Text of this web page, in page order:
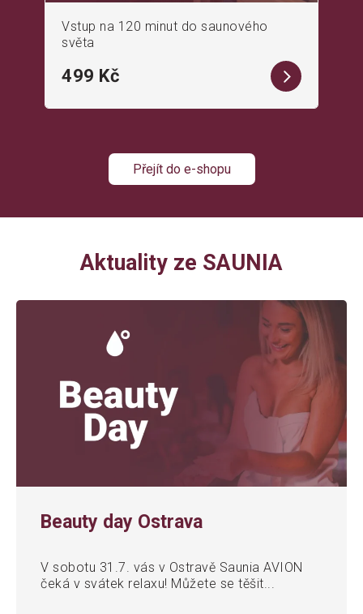
Vstup na 120 minut do saunového
světa
499 Kč
Přejít do e-shopu
Aktuality ze SAUNIA
Beauty day Ostrava
V sobotu 31.7. vás v Ostravě Saunia AVION
čeká v svátek relaxu! Můžete se těšit...